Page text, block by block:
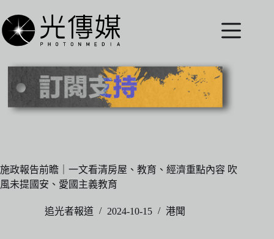
至
主
內
施政報告前瞻｜一文看清房屋、教育、經濟重點內容 吹
風未提國安、愛國主義教育
追光者報道 2024-10-15 港聞